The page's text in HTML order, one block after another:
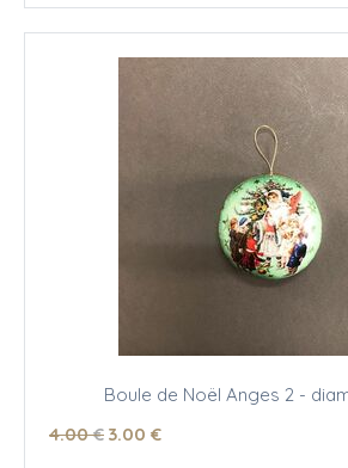
Boule de Noël Anges 2 -
4.00 € 3.00 €